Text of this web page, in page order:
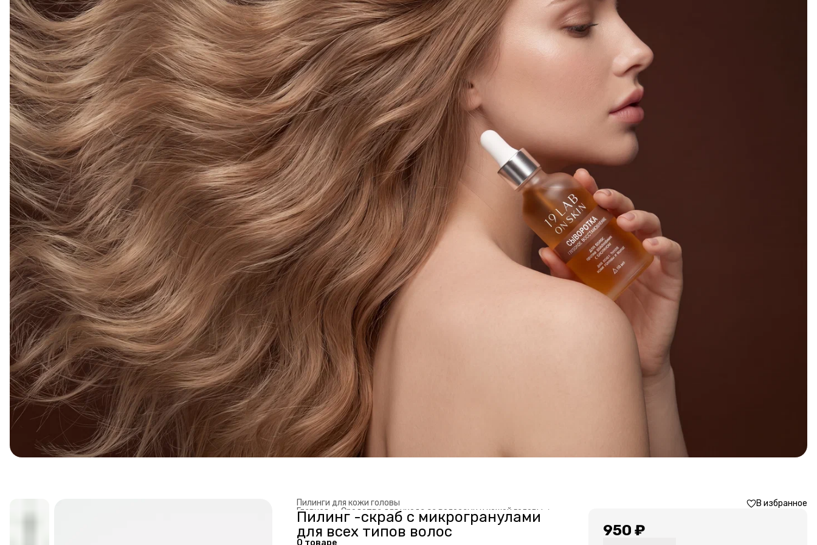
Пилинги для кожи головы
Средства для ухода за волосами и кожей головы ›
Главная ›
Пилинг -скраб с микрогранулами
для всех типов волос
В избранное
950 ₽